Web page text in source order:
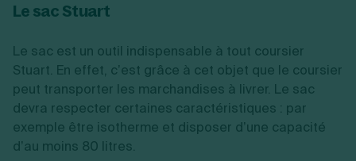
Le sac Stuart
Le sac est un outil indispensable à tout coursier
Stuart. En effet, c’est grâce à cet objet que le coursier
peut transporter les marchandises à livrer. Le sac
devra respecter certaines caractéristiques : par
exemple être isotherme et disposer d’une capacité
d’au moins 80 litres.